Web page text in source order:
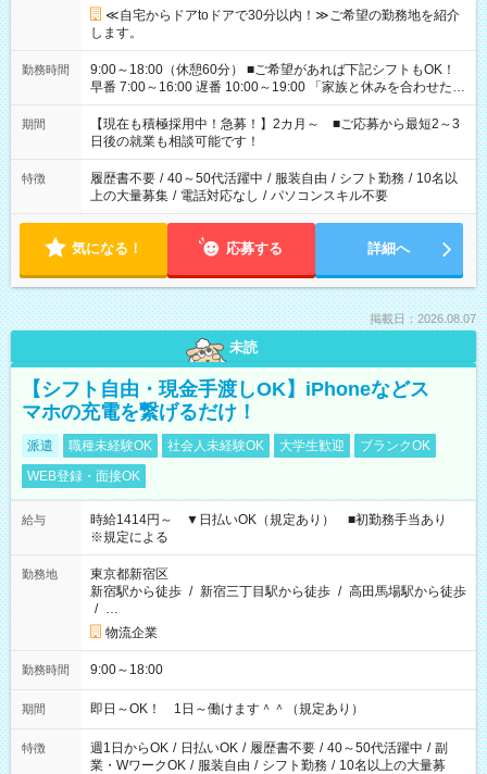
≪自宅からドアtoドアで30分以内！≫ご希望の勤務地を紹介
します。
勤務時間
9:00～18:00（休憩60分） ■ご希望があれば下記シフトもOK！
早番 7:00～16:00 遅番 10:00～19:00 「家族と休みを合わせた
い」 「余裕を持って夕飯の準備がしたい」 「できれば残業はし
たくない」 など、ご希望を教えてくださいね。 ※Wワーク希望
の方へ 今ご覧のお仕事で希望する勤務時間と、もう1つのお仕事
の勤務時間。 合計で週40時間を超える場合は応募できません。
期間
【現在も積極採用中！急募！】2カ月～ ■ご応募から最短2～3
日後の就業も相談可能です！
特徴 履歴書不要 / 40～50代活躍中 / 服装自由 / シフト勤務 / 10名以
上の大量募集 / 電話対応なし / パソコンスキル不要
気になる！ 応募する 詳細へ
掲載日：2026.08.07
未読
【シフト自由・現金手渡しOK】iPhoneなどス
マホの充電を繋げるだけ！
派遣 職種未経験OK 社会人未経験OK 大学生歓迎
ブランクOK
WEB登録・面接OK
給与
時給1414円～ ▼日払いOK（規定あり） ■初勤務手当あり
※規定による
勤務地
東京都新宿区
新宿駅から徒歩 / 新宿三丁目駅から徒歩 / 高田馬場駅から徒歩
/ …
物流企業
勤務時間 9:00～18:00
期間 即日～OK！ 1日～働けます＾＾（規定あり）
特徴 週1日からOK / 日払いOK / 履歴書不要 / 40～50代活躍中 / 副
業・WワークOK / 服装自由 / シフト勤務 / 10名以上の大量募